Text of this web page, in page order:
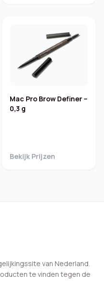
Mac Pro Brow Definer –
0,3 g
Bekijk Prijzen
van Nederland.
te vinden tegen de